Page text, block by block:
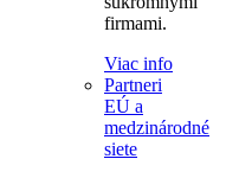
firmami.
Viac info
Partneri
EÚ a
medzinárodné
siete